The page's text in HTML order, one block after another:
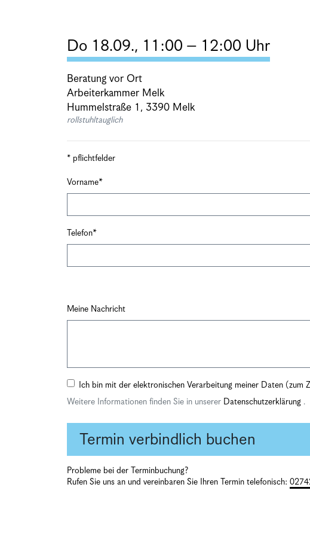
Do 18.09., 11:00 – 12:00 Uhr
Beratung vor Ort
Arbeiterkammer Melk
Hummelstraße 1, 3390 Melk
rollstuhltauglich
* pflichtfelder
Vorname
Telefon
Meine Nachricht
Ich bin mit der elektronischen Verarbeitung meiner Daten (zum
Weitere Informationen finden Sie in unserer Datenschutzerklärung .
Termin verbindlich buchen
Probleme bei der Terminbuchung?
Rufen Sie uns an und vereinbaren Sie Ihren Termin telefonisch: